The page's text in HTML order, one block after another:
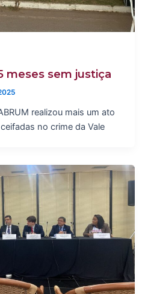
meses sem justiça
realizou mais um ato
no crime da Vale